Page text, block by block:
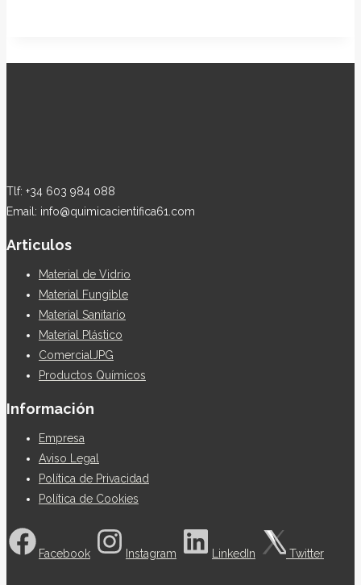
Tlf: +34 603 984 088
Email: info@quimicacientifica61.com
Articulos
Material de Vidrio
Material Fungible
Material Sanitario
Material Plástico
ComercialJPG
Productos Químicos
Información
Empresa
Aviso Legal
Política de Privacidad
Política de Cookies
Facebook Instagram LinkedIn Twitter